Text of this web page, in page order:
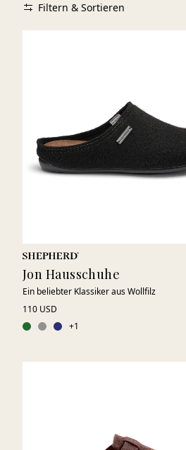
Filtern & Sortieren
Jon Hausschuhe
Ein beliebter Klassiker aus Wollfilz
110 USD
+1